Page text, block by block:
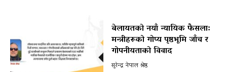
बेलायतको नयाँ न्यायिक फैसला:
मन्त्रीहरूको गोप्य पृष्ठभूमि जाँच र
गोपनीयताको विवाद
सुरेन्द्र नेपाल श्रेष्ठ